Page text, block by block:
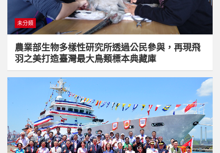
未分類
農業部生物多樣性研究所透過公民參與，再現飛
羽之美打造臺灣最大鳥類標本典藏庫